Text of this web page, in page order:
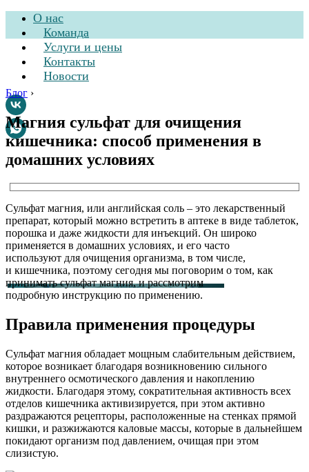
О нас
Команда
Услуги и цены
Контакты
Новости
Стоматологическая
клиника
Блог ›
Магния сульфат для очищения
кишечника: способ применения в
домашних условиях
Сульфат магния, или английская соль – это лекарственный
препарат, который можно встретить в аптеке в виде таблеток,
порошка и даже жидкости для инъекций. Он широко
применяется в домашних условиях, и его часто
используют для очищения организма, в том числе,
и кишечника, поэтому сегодня мы поговорим о том, как
принимать сульфат магния, и рассмотрим
подробную инструкцию по применению.
Правила применения процедуры
Сульфат магния обладает мощным слабительным действием,
которое возникает благодаря возникновению сильного
внутреннего осмотического давления и накоплению
жидкости. Благодаря этому, сократительная активность всех
отделов кишечника активизируется, при этом активно
раздражаются рецепторы, расположенные на стенках прямой
кишки, и разжижаются каловые массы, которые в дальнейшем
покидают организм под давлением, очищая при этом
слизистую.